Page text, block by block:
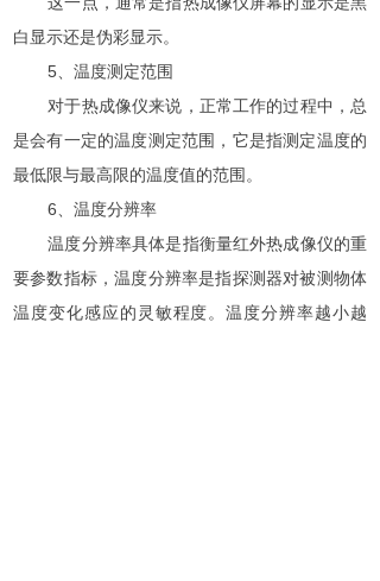
白显示还是伪彩显示。
5、温度测定范围
对于热成像仪来说，正常工作的过程中，总
是会有一定的温度测定范围，它是指测定温度的
最低限与最高限的温度值的范围。
6、温度分辨率
温度分辨率具体是指衡量红外热成像仪的重
要参数指标，温度分辨率是指探测器对被测物体
温度变化感应的灵敏程度。温度分辨率越小越